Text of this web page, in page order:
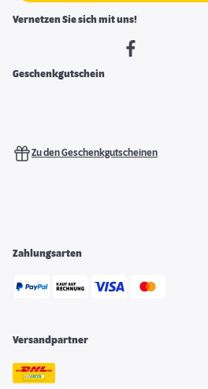
Vernetzen Sie sich mit uns!
Geschenkgutschein
Zu den Geschenkgutscheinen
Zahlungsarten
Versandpartner